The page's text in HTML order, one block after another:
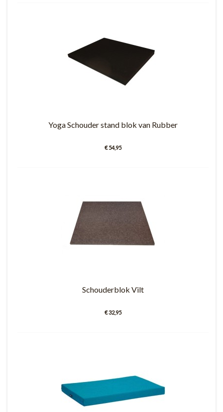
Yoga Schouder stand blok van Rubber
€ 54,95
Schouderblok Vilt
€ 32,95